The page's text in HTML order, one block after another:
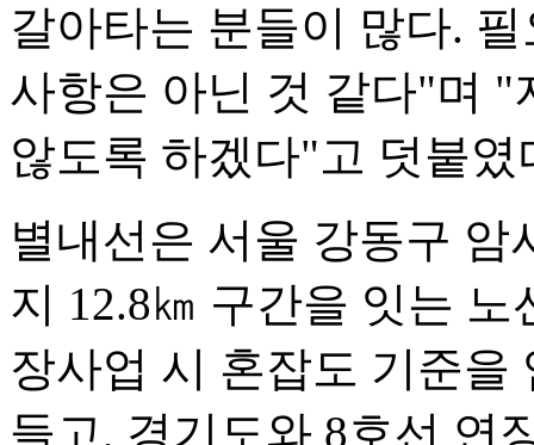
갈아타는 분들이 많다.
사항은 아닌 것 같다"며
않도록 하겠다"고 덧붙였
별내선은 서울 강동구
지 12.8㎞ 구간을 잇는
장사업 시 혼잡도 기준을
들고, 경기도와 8호선 연